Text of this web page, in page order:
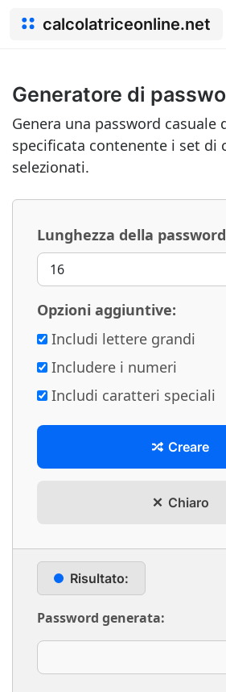
calcolatriceonline.net
Generatore di
Genera una password casuale
specificata contenente i set di
selezionati.
Lunghezza della
Opzioni aggiuntive:
Includi lettere grandi
Includere i numeri
Includi caratteri speciali
Creare
Chiaro
Risultato:
Password generata: